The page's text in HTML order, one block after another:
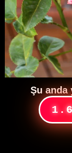
Şu anda